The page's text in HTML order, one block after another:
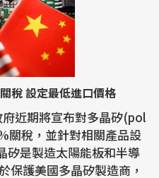
稅 設定最低進口價格
近期將宣布對多晶矽(pol
關稅，並針對相關產品設
矽是製造太陽能板和半導